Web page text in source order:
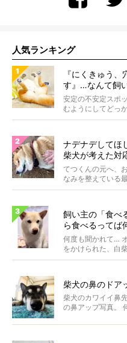
人気ランキング
『にくきゅう
す』…なんて飼
る寝相がコチラ
安定の不安定スポ
むようにしてどっ
して...
ナデナデしてほ
柴犬が考えた対
【動画】
てつくんの元へ、
なみを整えている
さ...
飼い主の「食べ
ら食べるってば
【動画】
何度も聞かれて…
をかけられた、白
フリ...
柴犬の鼻のドア
柴犬のカワイイ鼻
の鼻アップ写真。